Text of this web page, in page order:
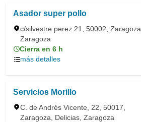
Asador super pollo
c/silvestre perez 21, 50002, Zaragoza,
Zaragoza
Cierra en 6 h
más detalles
Servicios Morillo
C. de Andrés Vicente, 22, 50017,
Zaragoza, Delicias, Zaragoza